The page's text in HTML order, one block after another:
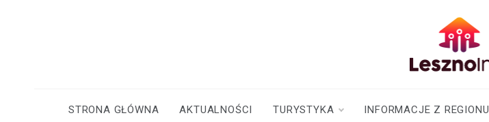
aktualności
STRONA GŁÓWNA AKTUALNOŚCI TURYSTYKA INFORMACJE Z REGIONU